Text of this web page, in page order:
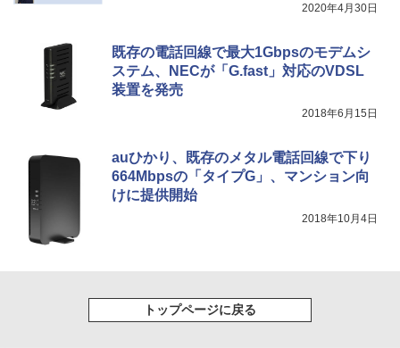
2020年4月30日
既存の電話回線で最大1Gbpsのモデムシ
ステム、NECが「G.fast」対応のVDSL
装置を発売
2018年6月15日
auひかり、既存のメタル電話回線で下り
664Mbpsの「タイプG」、マンション向
けに提供開始
2018年10月4日
トップページに戻る